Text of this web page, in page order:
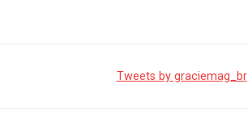
Tweets by graciemag_br